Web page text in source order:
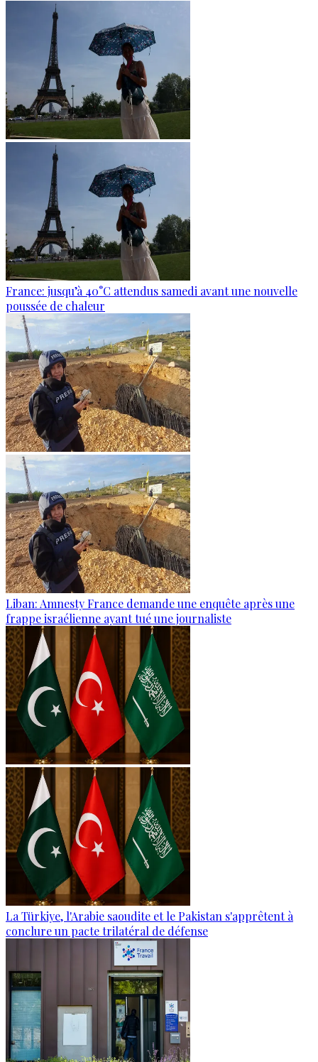
France: jusqu’à 40°C attendus samedi avant une nouvelle
poussée de chaleur
Liban: Amnesty France demande une enquête après une
frappe israélienne ayant tué une journaliste
La Türkiye, l'Arabie saoudite et le Pakistan s'apprêtent à
conclure un pacte trilatéral de défense